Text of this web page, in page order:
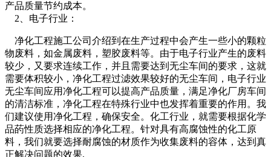
产品质量节约成本。
2、电子行业：
净化工程施工公司介绍到在生产过程中会产生一些小的颗粒
物废料，如金属废料，塑胶废料等。由于电子行业产生的废料
较少，又要求连续工作，并且需要达到无尘车间的要求，这就
需要体积较小，净化工程过滤效果较好的无尘车间，电子行业
无尘车间应用净化工程可以提高产品质量，满足净化厂房车间
的清洁标准，净化工程在特殊行业中也发挥着重要的作用。我
们建议使用净化工程，确保安全。化工行业，就需要根据化学
品菂性质选择相应的净化工程。针对具有高腐蚀性的化工原
料，我们就要选择耐腐蚀的材质作为收集废料的容体，达到真
正解决问题的效果.